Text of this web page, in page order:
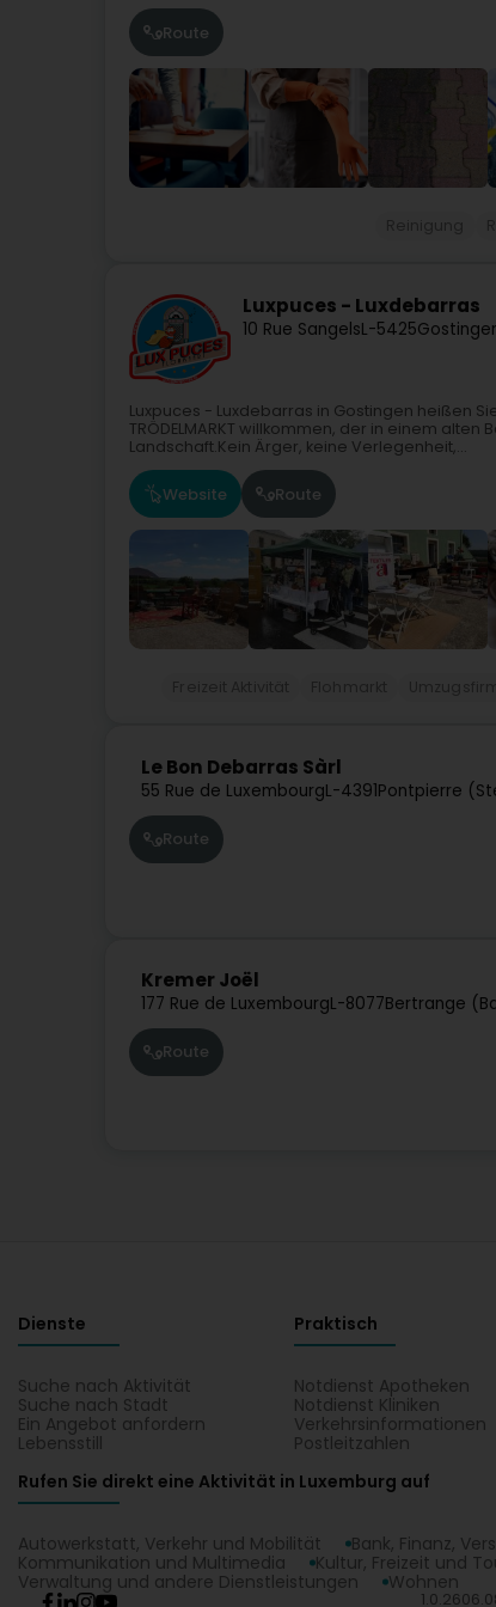
Route
Luxpuces - Luxdebarras
10 Rue SangelsL-5425
Luxpuces - Luxdebarras in Gostingen heißen
TRÖDELMARKT willkommen, der in einem
Landschaft.Kein Ärger, keine Verlegenheit,...
Website Route
Le Bon Debarras Sàrl
55 Rue de LuxembourgL-4391Pontpierre
Route
Kremer Joël
177 Rue de LuxembourgL-8077Bertrange
Route
Dienste
Suche nach Aktivität
Suche nach Stadt
Ein Angebot anfordern
Lebensstill
Praktisch
Notdienst Apotheken
Notdienst Kliniken
Verkehrsinformationen
Postleitzahlen
Rufen Sie direkt eine Aktivität in Luxemburg auf
Autowerkstatt, Verkehr und Mobilität Bank, Finanz,
Kommunikation und Multimedia
Kultur, Freizeit und
Verwaltung und andere Dienstleistungen
Wohnen